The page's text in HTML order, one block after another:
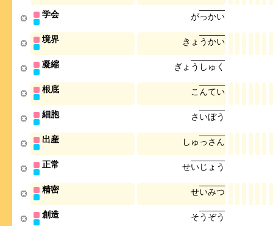
学会 がっかい
境界 き ょ うかい
凝縮 ぎ ょ う し ゅ く
根底 こ んてい
細胞 さ いぼう
出産 し ゅ っさ ん
正常 せいじ ょ う
精密 せいみつ
創造 そう ぞう